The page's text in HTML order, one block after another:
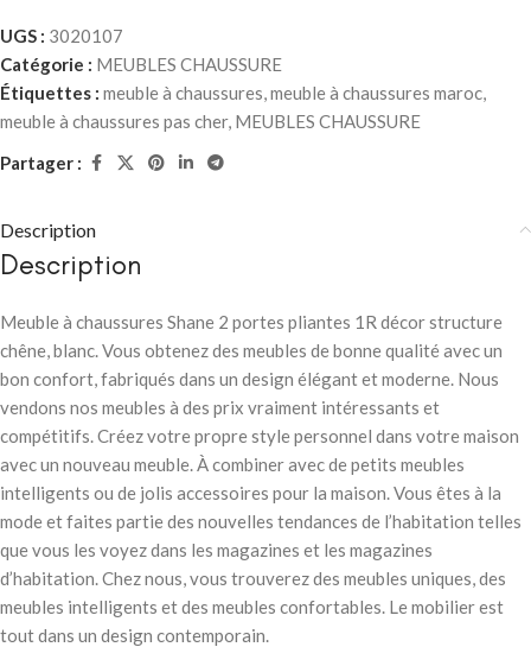
UGS : 3020107
Catégorie : MEUBLES CHAUSSURE
Étiquettes : meuble à chaussures meuble à chaussures maroc
meuble à chaussures pas cher, MEUBLES CHAUSSURE
Partager :
Description
Description
Meuble à chaussures Shane 2 portes pliantes 1R décor structure
chêne, blanc. Vous obtenez des meubles de bonne qualité avec un
bon confort, fabriqués dans un design élégant et moderne. Nous
vendons nos meubles à des prix vraiment intéressants et
compétitifs. Créez votre propre style personnel dans votre maison
avec un nouveau meuble. À combiner avec de petits meubles
intelligents ou de jolis accessoires pour la maison. Vous êtes à la
mode et faites partie des nouvelles tendances de l’habitation telles
que vous les voyez dans les magazines et les magazines
d’habitation. Chez nous, vous trouverez des meubles uniques, des
meubles intelligents et des meubles confortables. Le mobilier est
tout dans un design contemporain.